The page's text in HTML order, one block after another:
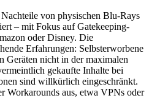
von physischen Blu-Rays
– mit Fokus auf Gatekeeping-
oder Disney. Die
Erfahrungen: Selbsterworbene
Geräten nicht in der maximalen
gekaufte Inhalte bei
sind willkürlich eingeschränkt.
Workarounds aus, etwa VPNs oder